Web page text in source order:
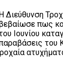
Διεύθυνση
πως
Ιουνίου
του